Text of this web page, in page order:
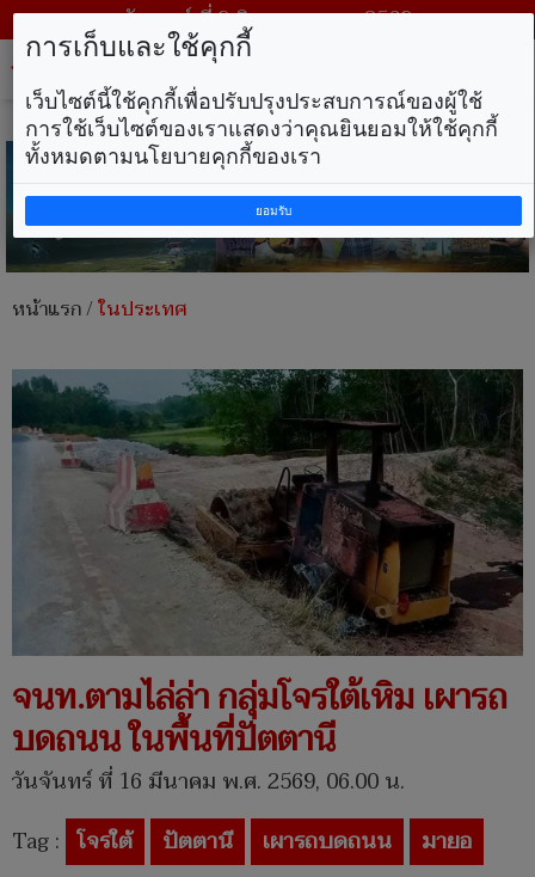
วันเสาร์ ที่ 8 สิงหาคม พ.ศ. 2569
หน้าแรก/ในประเทศ
จนท.ตามไล่ล่า กลุ่มโจรใต้เหิม เผารถ
บดถนน ในพื้นที่ปัตตานี
วันจันทร์ ที่ 16 มีนาคม พ.ศ. 2569, 06.00 น.
Tag : โจรใต้ ปัตตานี เผารถบดถนน มายอ
การเก็บและใช้คุกกี้
เว็บไซต์นี้ใช้คุกกี้เพื่อปรับปรุงประสบการณ์ของผู้ใช้
การใช้เว็บไซต์ของเราแสดงว่าคุณยินยอมให้ใช้คุกกี้
ทั้งหมดตามนโยบายคุกกี้ของเรา
ยอมรับ